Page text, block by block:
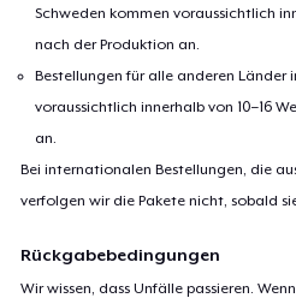
Schweden kommen voraussichtlich
nach der Produktion an.
Bestellungen für alle anderen Länder
voraussichtlich innerhalb von 10–16
an.
Bei internationalen Bestellungen, die
verfolgen wir die Pakete nicht, sobald
Rückgabebedingungen
Wir wissen, dass Unfälle passieren.